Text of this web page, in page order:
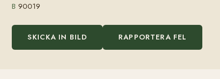
B 90019
SKICKA IN BILD RAPPORTERA FEL